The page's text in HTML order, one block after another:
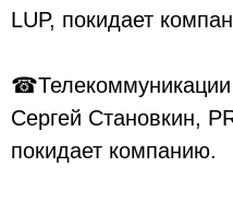
LUP, покидает
☎Телекоммуникации
Сергей Становкин,
покидает компанию.